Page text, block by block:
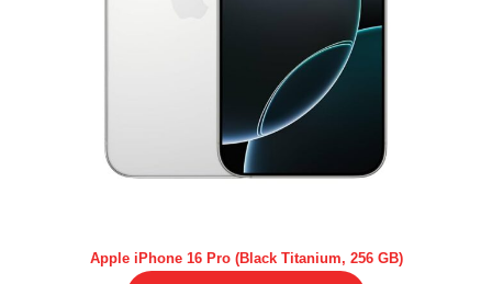
Apple iPhone 16 Pro (Black Titanium, 256 GB)